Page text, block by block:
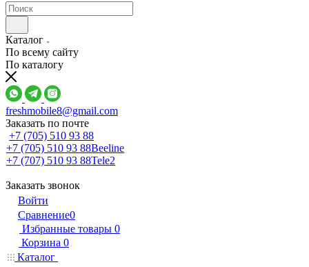
Каталог
По всему сайту
По каталогу
freshmobile8@gmail.com
Заказать по почте
+7 (705) 510 93 88
+7 (705) 510 93 88Beeline
+7 (707) 510 93 88Tele2
Заказать звонок
Войти
Сравнение0
Избранные товары 0
Корзина 0
Каталог